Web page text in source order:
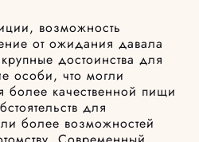
возможность
от ожидания давала
достоинства для
особи, что могли
более качественной пищи
для
более возможностей